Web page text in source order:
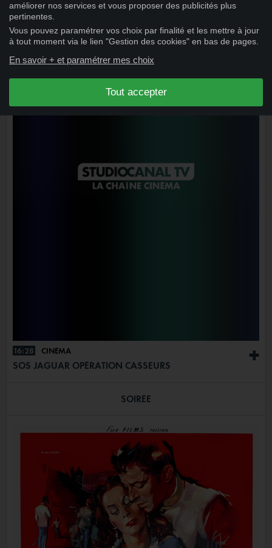
+
16:28 CINÉMA
SOS JAGUAR OPÉRATION CASSEURS
SOIRÉE
améliorer nos services et vous proposer des publicités plus
pertinentes.
Vous pouvez paramétrer vos choix par finalité et les mettre à jour
à tout moment via le lien "Gestion des cookies" en bas de pages.
En savoir + et paramétrer mes choix
Tout accepter